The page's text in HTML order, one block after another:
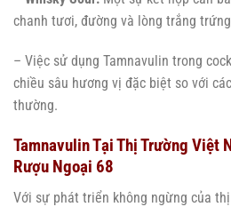
chanh tươi, đường và lòng trắng
– Việc sử dụng Tamnavulin trong
chiều sâu hương vị đặc biệt so với
thường.
Tamnavulin Tại Thị Trường Việt
Rượu Ngoại 68
Với sự phát triển không ngừng của